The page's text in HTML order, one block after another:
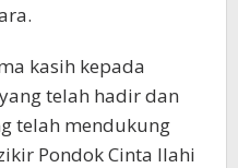
kasih kepada
telah hadir dan
telah mendukung
Pondok Cinta Ilahi